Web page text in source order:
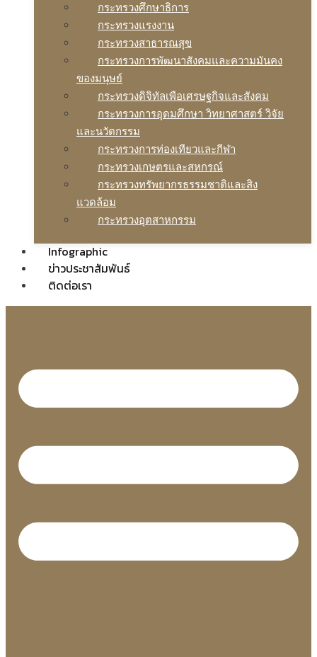
กระทรวงศึกษาธิการ
กระทรวงแรงงาน
กระทรวงสาธารณสุข
กระทรวงการพัฒนาสังคมและความมันคง
ของมนุษย์
กระทรวงดิจิทัลเพือเศรษฐกิจและสังคม
กระทรวงการอุดมศึกษา วิทยาศาสตร์ วิจัย
และนวัตกรรม
กระทรวงการท่องเทียวและกีฬา
กระทรวงเกษตรและสหกรณ์
กระทรวงทรัพยากรธรรมชาติและสิง
แวดล้อม
กระทรวงอุตสาหกรรม
Infographic
ข่าวประชาสัมพันธ์
ติดต่อเรา